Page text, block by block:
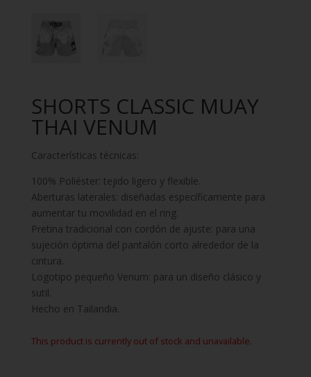
SHORTS CLASSIC MUAY
THAI VENUM
Características técnicas:
100% Poliéster: tejido ligero y flexible.
Aberturas laterales: diseñadas específicamente para
aumentar tu movilidad en el ring.
Pretina tradicional con cordón de ajuste: para una
sujeción óptima del pantalón corto alrededor de la
cintura.
Logotipo pequeño Venum: para un diseño clásico y
sutil.
Hecho en Tailandia.
This product is currently out of stock and unavailable.